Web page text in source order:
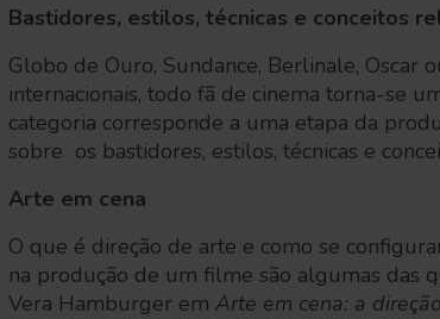
Bastidores, estilos, técnicas e conceitos
Globo de Ouro, Sundance, Berlinale, Oscar
internacionais, todo fã de cinema torna-se
categoria corresponde a uma etapa da
sobre os bastidores, estilos, técnicas e
Arte em cena
O que é direção de arte e como se
na produção de um filme são algumas das
Vera Hamburger em Arte em cena: a